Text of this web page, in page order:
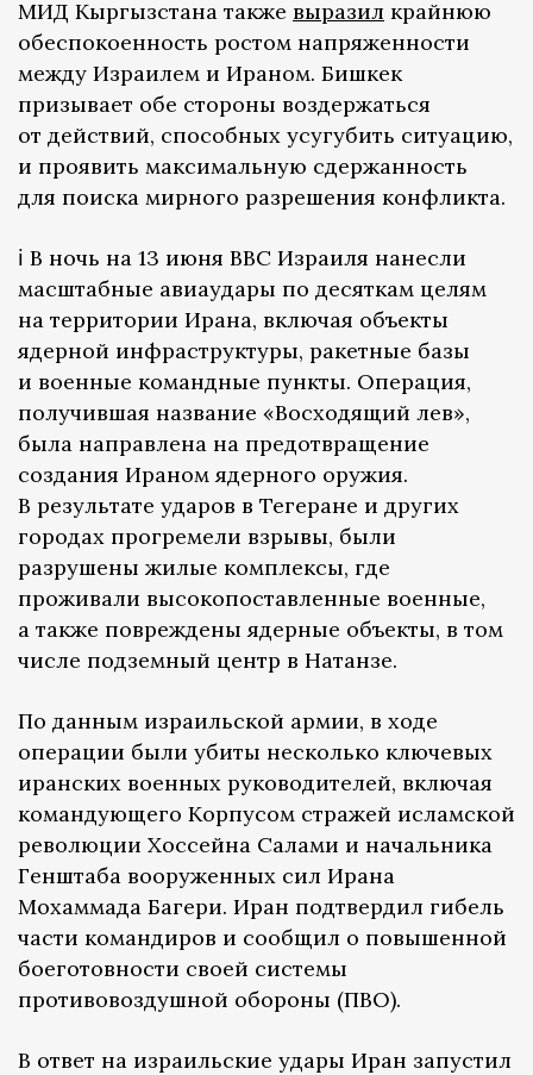
МИД Кыргызстана также выразил крайнюю
обеспокоенность ростом напряженности
между Израилем и Ираном. Бишкек
призывает обе стороны воздержаться
от действий, способных усугубить ситуацию,
и проявить максимальную сдержанность
для поиска мирного разрешения конфликта.
ℹ️ В ночь на 13 июня ВВС Израиля нанесли
масштабные авиаудары по десяткам целям
на территории Ирана, включая объекты
ядерной инфраструктуры, ракетные базы
и военные командные пункты. Операция,
получившая название «Восходящий лев»,
была направлена на предотвращение
создания Ираном ядерного оружия.
В результате ударов в Тегеране и других
городах прогремели взрывы, были
разрушены жилые комплексы, где
проживали высокопоставленные военные,
а также повреждены ядерные объекты, в том
числе подземный центр в Натанзе.
По данным израильской армии, в ходе
операции были убиты несколько ключевых
иранских военных руководителей, включая
командующего Корпусом стражей исламской
революции Хоссейна Салами и начальника
Генштаба вооруженных сил Ирана
Мохаммада Багери. Иран подтвердил гибель
части командиров и сообщил о повышенной
боеготовности своей системы
противовоздушной обороны (ПВО).
В ответ на израильские удары Иран запустил